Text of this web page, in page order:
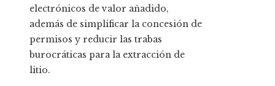
electrónicos de valor añadido,
además de simplificar la concesión de
permisos y reducir las trabas
burocráticas para la extracción de
litio.